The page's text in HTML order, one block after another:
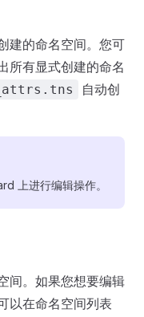
建的命名空间。您可
所有显式创建的命名
自动创
上进行编辑操作。
间。如果您想要编辑
以在命名空间列表